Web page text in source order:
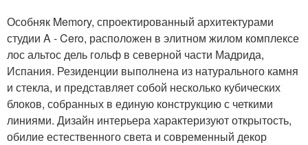
Особняк Memory, спроектированный архитектурами
студии A - Cero, расположен в элитном жилом комплексе
лос альтос дель гольф в северной части Мадрида,
Испания. Резиденции выполнена из натурального камня
и стекла, и представляет собой несколько кубических
блоков, собранных в единую конструкцию с четкими
линиями. Дизайн интерьера характеризуют открытость,
обилие естественного света и современный декор